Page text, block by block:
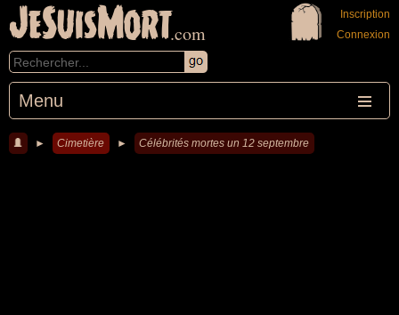
JeSuisMort.com
Menu
Inscription
Connexion
► Cimetière ► Célébrités mortes un 12 septembre